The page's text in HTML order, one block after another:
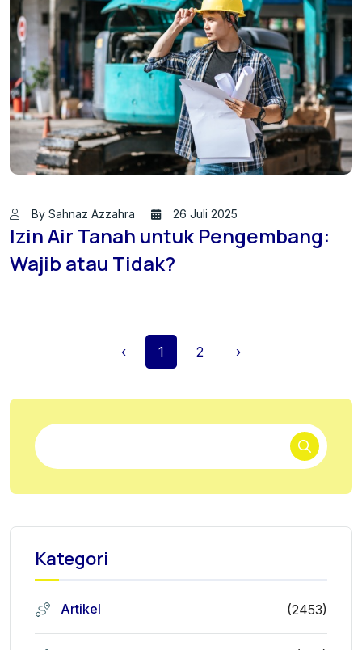
By Sahnaz Azzahra 26 Juli 2025
Izin Air Tanah untuk Pengembang:
Wajib atau Tidak?
‹ 1 2 ›
Kategori
Artikel (2453)